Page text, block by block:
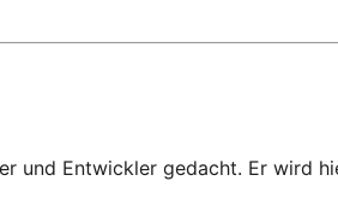
und Entwickler gedacht. Er wird